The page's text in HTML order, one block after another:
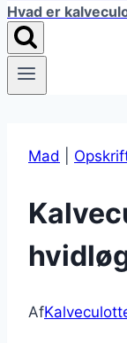
Hvad er
Mad
Af